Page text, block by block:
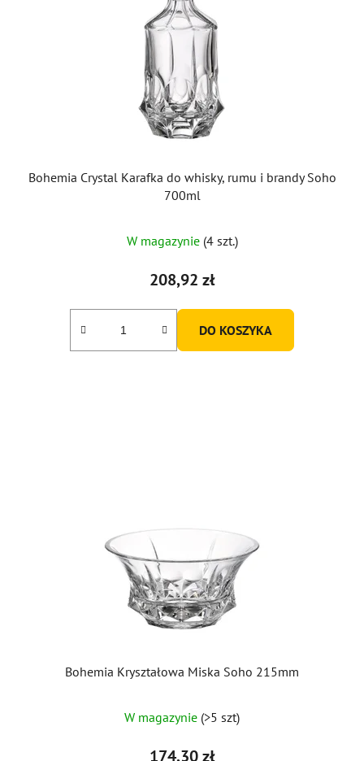
Bohemia Crystal Karafka do whisky, rumu i brandy Soho
700ml
W magazynie (4 szt.)
208,92 zł
DO KOSZYKA
Bohemia Kryształowa Miska Soho 215mm
W magazynie (>5 szt)
174,30 zł